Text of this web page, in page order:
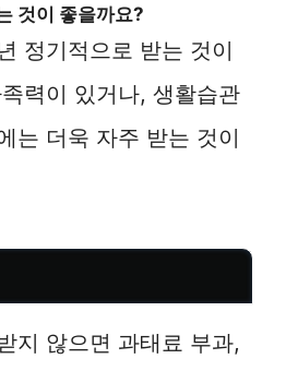
것이 좋을까요?
정기적으로 받는 것이
력이 있거나, 생활습관
는 더욱 자주 받는 것이
지 않으면 과태료 부과,